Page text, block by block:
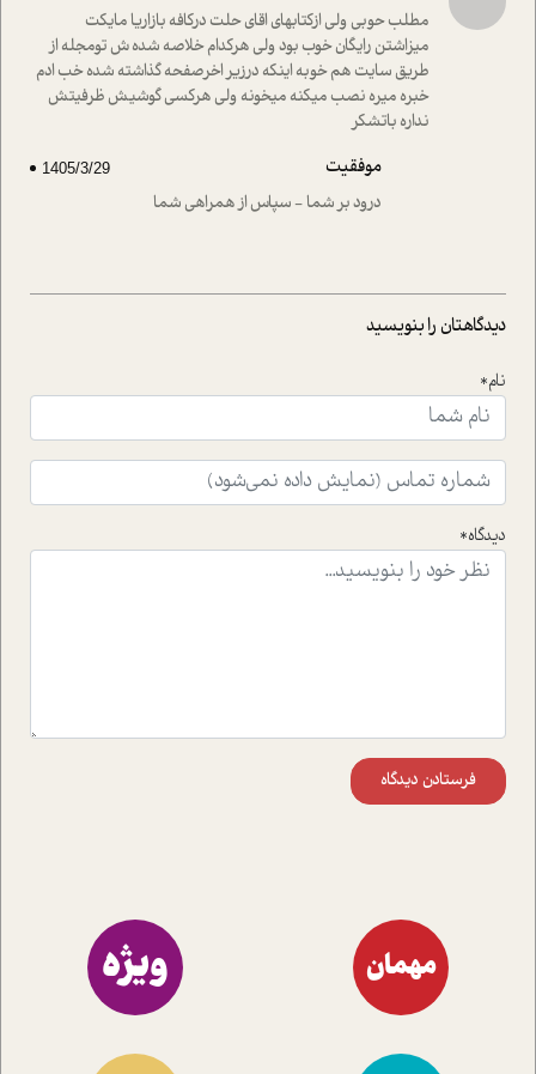
راهکارهای حل آن قرار می دهد که در اتاق درمان اتفاق افتاده
است.در فصل پایانی زیر ذره بین نیز همکاران ما تلاش کرده
اند تا در کنار مطالب سرگرمی و انگیزشی، شما را با بهترین و
موثرترین راهکارهای استفاده از هوش مصنوعی در حوزه های
مختلف کسب و کار آشنا کنند.
مطلب حوبی ولی ازکتابهای اقای حلت درکافه بازاریا مایکت
میزاشتن رایگان خوب بود ولی هرکدام خلاصه شده ش تومجله از
طریق سایت هم خوبه اینکه درزیر اخرصفحه گذاشته شده خب ادم
خبره میره نصب میکنه میخونه ولی هرکسی گوشیش ظرفیتش
نداره باتشکر
موفقیت 1405/3/29
درود بر شما - سپاس از همراهی شما
دیدگاهتان را بنویسید
نام*
دیدگاه*
فرستادن دیدگاه
مهمان ویژه